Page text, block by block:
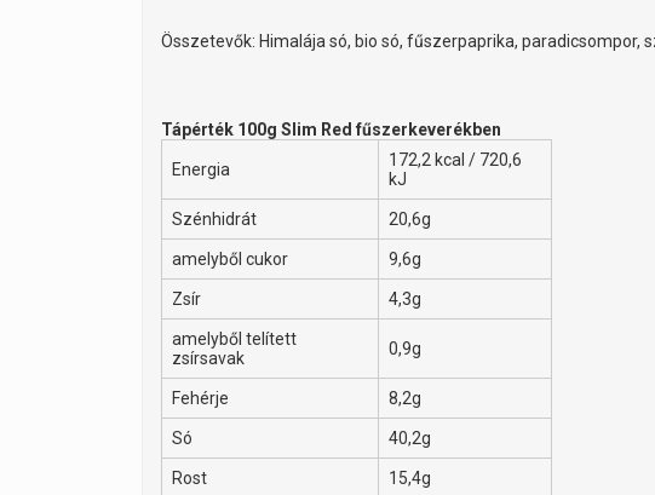
Összetevők: Himalája só, bio só, fűszerpaprika,
Tápérték 100g Slim Red fűszerkeverékben
Energia
172,2 kcal / 720,6
kJ
Szénhidrát 20,6g
amelyből cukor 9,6g
Zsír 4,3g
amelyből telített
zsírsavak
0,9g
Fehérje 8,2g
Só 40,2g
Rost 15,4g